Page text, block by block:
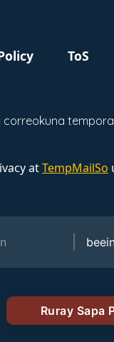
ToS
atTempMailSo